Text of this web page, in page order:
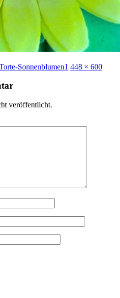
Sonnenblumen1 448 × 600
veröffentlicht.